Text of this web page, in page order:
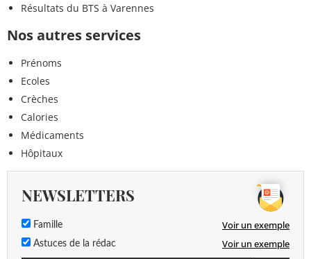
Résultats du BTS à Varennes
Nos autres services
Prénoms
Ecoles
Crèches
Calories
Médicaments
Hôpitaux
NEWSLETTERS
Famille Voir un exemple
Astuces de la rédac Voir un exemple